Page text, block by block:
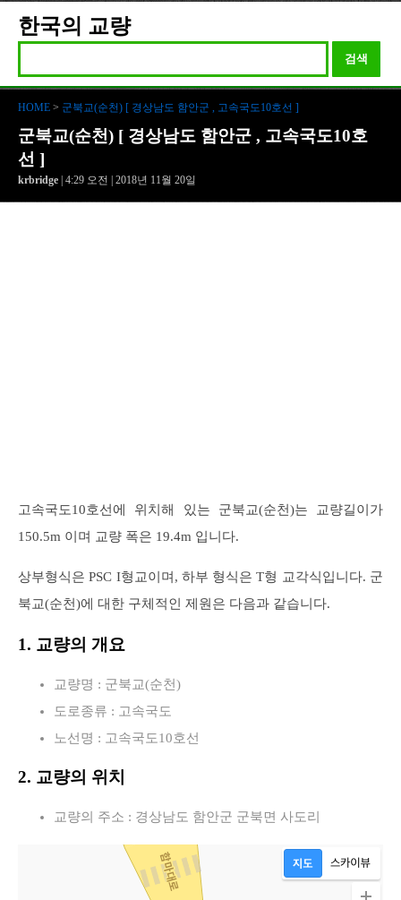
한국의 교량
검색
HOME > 군북교(순천) [ 경상남도 함안군 , 고속국도10호선 ]
군북교(순천) [ 경상남도 함안군 , 고속국도10호
선 ]
krbridge | 4:29 오전 | 2018년 11월 20일
고속국도10호선에 위치해 있는 군북교(순천)는 교량길이가
150.5m 이며 교량 폭은 19.4m 입니다.
상부형식은 PSC I형교이며, 하부 형식은 T형 교각식입니다. 군
북교(순천)에 대한 구체적인 제원은 다음과 같습니다.
1. 교량의 개요
교량명 : 군북교(순천)
도로종류 : 고속국도
노선명 : 고속국도10호선
2. 교량의 위치
교량의 주소 : 경상남도 함안군 군북면 사도리